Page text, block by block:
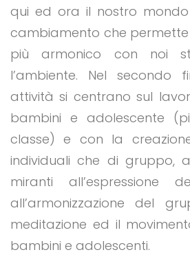
qui ed ora il nostro
cambiamento che
più armonico con noi
l’ambiente. Nel secondo
attività si centrano sul
bambini e adolescente
classe) e con la
individuali che di gruppo,
miranti all’espressione
all’armonizzazione del
meditazione ed il
bambini e adolescenti.